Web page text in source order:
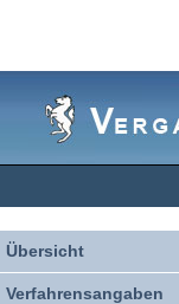
Übersicht
Verfahrensangaben